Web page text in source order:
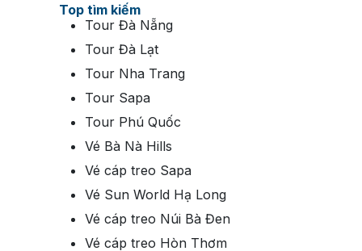
Top tìm kiếm
Tour Đà Nẵng
Tour Đà Lạt
Tour Nha Trang
Tour Sapa
Tour Phú Quốc
Vé Bà Nà Hills
Vé cáp treo Sapa
Vé Sun World Hạ Long
Vé cáp treo Núi Bà Đen
Vé cáp treo Hòn Thơm